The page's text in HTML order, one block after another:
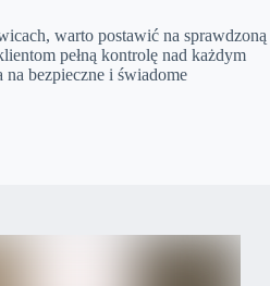
warto postawić na sprawdzoną
pełną kontrolę nad każdym
na bezpieczne i świadome